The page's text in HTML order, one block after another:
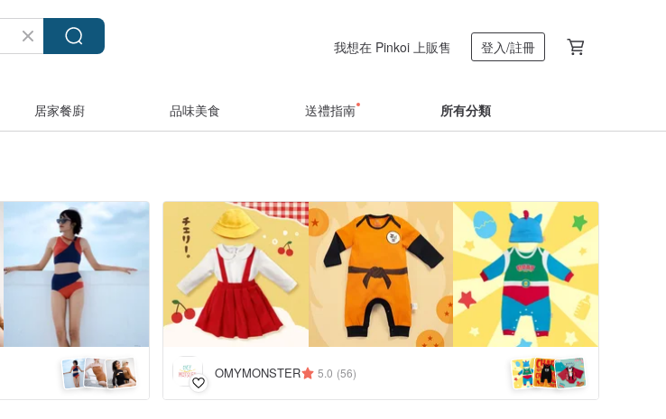
我想在 Pinkoi 上販售 登入/註冊
居家餐廚 品味美食 送禮指南 所有分類
OMYMONSTER 5.0 (56)